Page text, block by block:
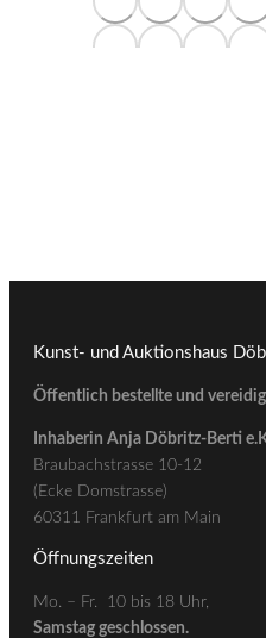
Kunst- und Auktionshaus
Öffentlich bestellte und
Inhaberin Anja Döbritz-Berti
Braubachstrasse 10-12
(Ecke Domstrasse)
60311 Frankfurt am Main
Öffnungszeiten
Mo. – Fr. 10 bis 18 Uhr,
Samstag geschlossen.